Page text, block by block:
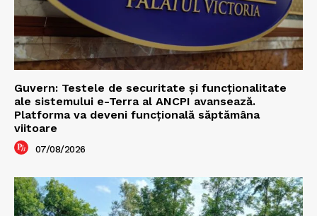
Guvern: Testele de securitate și funcționalitate
ale sistemului e-Terra al ANCPI avansează.
Platforma va deveni funcțională săptămâna
viitoare
07/08/2026